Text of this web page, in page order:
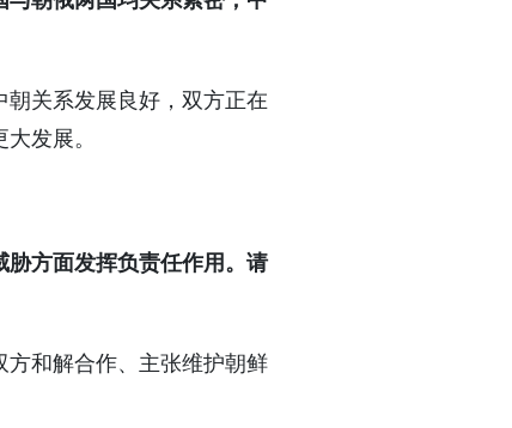
关系发展良好，双方正在
发展。
方面发挥负责任作用。请
和解合作、主张维护朝鲜